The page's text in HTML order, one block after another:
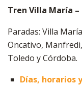
Tren Villa María –
Paradas: Villa
Oncativo,
Toledo y Córdoba.
Días, horarios